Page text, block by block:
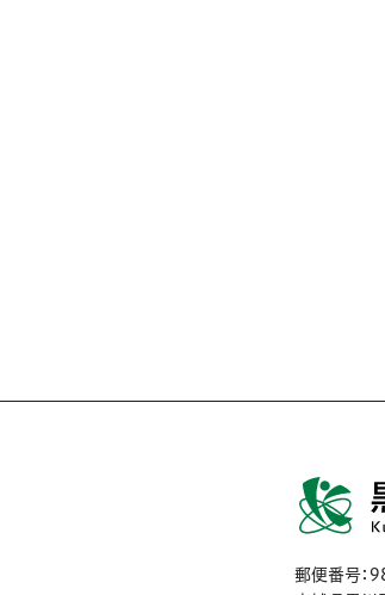
郵便番号：